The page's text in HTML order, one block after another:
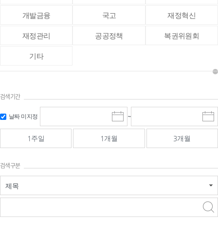
개발금융 국고 재정혁신
재정관리 공공정책 복권위원회
기타
검색기간
날짜 미지정
시
작
일
선
~
종
료
선
1주일 1개월 3개월
검색구분
제목